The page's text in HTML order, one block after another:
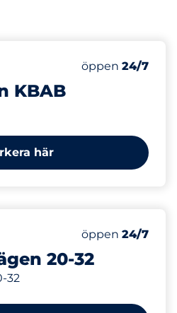
KBAB
Antal
Totalt antal
öppen 24/7
här
20-32
32
Antal
Totalt antal
öppen 24/7